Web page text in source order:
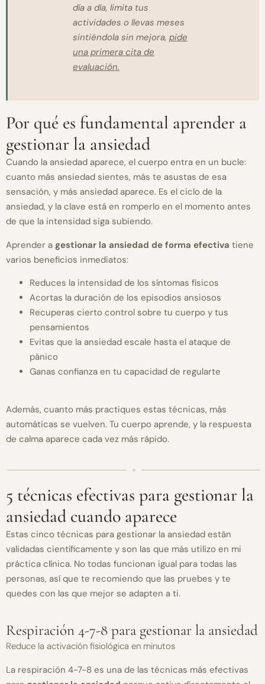
día a día, limita tus
actividades o llevas meses
sintiéndola sin mejora, pide
una primera cita de
evaluación.
Por qué es fundamental aprender a
gestionar la ansiedad
Cuando la ansiedad aparece, el cuerpo entra en un bucle:
cuanto más ansiedad sientes, más te asustas de esa
sensación, y más ansiedad aparece. Es el ciclo de la
ansiedad, y la clave está en romperlo en el momento antes
de que la intensidad siga subiendo.
Aprender a gestionar la ansiedad de forma efectiva tiene
varios beneficios inmediatos:
Reduces la intensidad de los síntomas físicos
Acortas la duración de los episodios ansiosos
Recuperas cierto control sobre tu cuerpo y tus
pensamientos
Evitas que la ansiedad escale hasta el ataque de
pánico
Ganas confianza en tu capacidad de regularte
Además, cuanto más practiques estas técnicas, más
automáticas se vuelven. Tu cuerpo aprende, y la respuesta
de calma aparece cada vez más rápido.
5 técnicas efectivas para gestionar la
ansiedad cuando aparece
Estas cinco técnicas para gestionar la ansiedad están
validadas científicamente y son las que más utilizo en mi
práctica clínica. No todas funcionan igual para todas las
personas, así que te recomiendo que las pruebes y te
quedes con las que mejor se adapten a ti.
Respiración 4-7-8 para gestionar la ansiedad
Reduce la activación fisiológica en minutos
La respiración 4-7-8 es una de las técnicas más efectivas